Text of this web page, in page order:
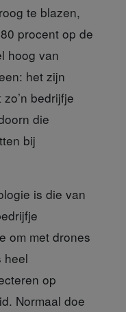
te blazen,
procent op de
hoog van
het zijn
bedrijfje
die
bij
is die van
om met drones
heel
op
Normaal doe